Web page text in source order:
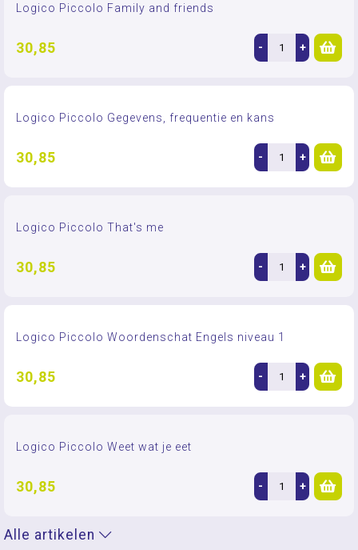
Logico Piccolo Family and friends
30,85 - +
Logico Piccolo Gegevens, frequentie en kans
30,85 - +
Logico Piccolo That's me
30,85 - +
Logico Piccolo Woordenschat Engels niveau 1
30,85 - +
Logico Piccolo Weet wat je eet
30,85 - +
Alle artikelen